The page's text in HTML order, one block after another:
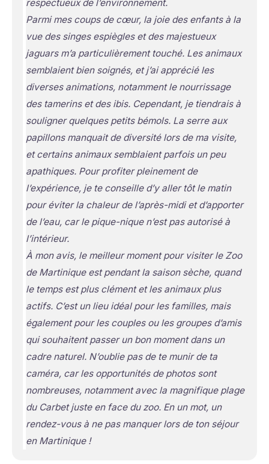
respectueux de l’environnement.
Parmi mes coups de cœur, la joie des enfants à la
vue des singes espiègles et des majestueux
jaguars m’a particulièrement touché. Les animaux
semblaient bien soignés, et j’ai apprécié les
diverses animations, notamment le nourrissage
des tamerins et des ibis. Cependant, je tiendrais à
souligner quelques petits bémols. La serre aux
papillons manquait de diversité lors de ma visite,
et certains animaux semblaient parfois un peu
apathiques. Pour profiter pleinement de
l’expérience, je te conseille d’y aller tôt le matin
pour éviter la chaleur de l’après-midi et d’apporter
de l’eau, car le pique-nique n’est pas autorisé à
l’intérieur.
À mon avis, le meilleur moment pour visiter le Zoo
de Martinique est pendant la saison sèche, quand
le temps est plus clément et les animaux plus
actifs. C’est un lieu idéal pour les familles, mais
également pour les couples ou les groupes d’amis
qui souhaitent passer un bon moment dans un
cadre naturel. N’oublie pas de te munir de ta
caméra, car les opportunités de photos sont
nombreuses, notamment avec la magnifique plage
du Carbet juste en face du zoo. En un mot, un
rendez-vous à ne pas manquer lors de ton séjour
en Martinique !